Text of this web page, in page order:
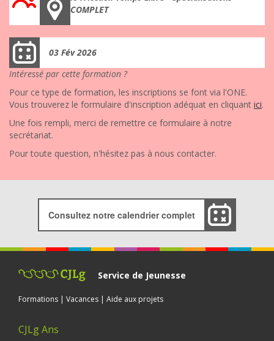
COMPLET
03 Fév 2026
Intéressé par cette formation ?
Pour ce type de formation, les inscriptions se font via l'ONE.
Vous trouverez le formulaire d'inscription adéquat en cliquant ici.
Une fois rempli, merci de remettre ce formulaire à notre
secrétariat.
Pour toute question, n'hésitez pas à nous contacter.
Consultez notre calendrier complet
Service de Jeunesse
Formations | Vacances | Aide aux projets
CJLg Ans